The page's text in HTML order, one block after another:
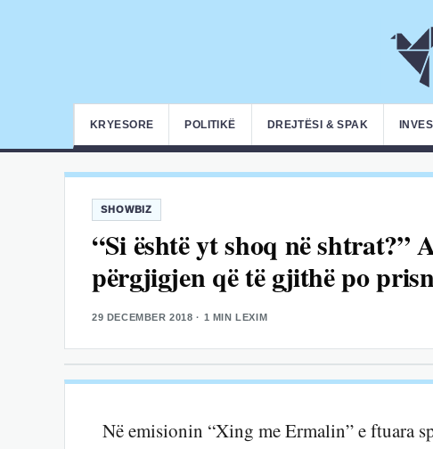
KRYESORE POLITIKË DREJTËSI & SPAK
SHOWBIZ
“Si është yt shoq në shtrat?”
përgjigjen që të gjithë po
29 DECEMBER 2018 · 1 MIN LEXIM
Në emisionin “Xing me Ermalin” e ftuara